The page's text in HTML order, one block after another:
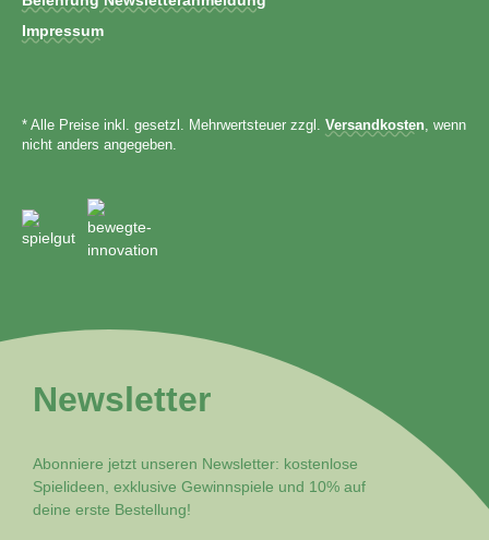
Impressum
* Alle Preise inkl. gesetzl. Mehrwertsteuer zzgl. Versandkosten , wenn
nicht anders angegeben.
Newsletter
Abonniere jetzt unseren Newsletter: kostenlose
Spielideen, exklusive Gewinnspiele und 10% auf
deine erste Bestellung!